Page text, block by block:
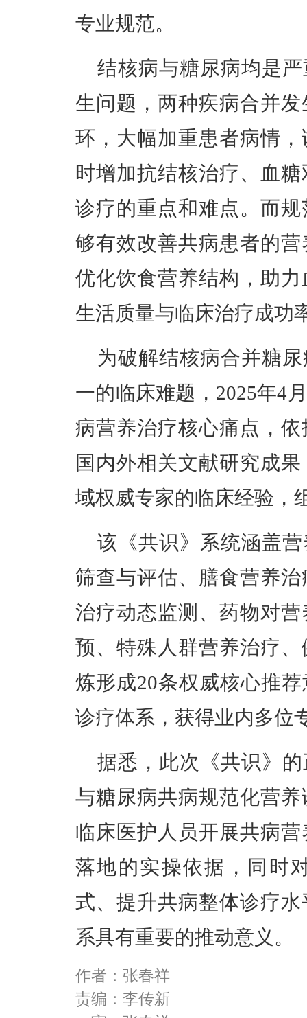
专业规范。
结核病与糖尿病均是
生问题，两种疾病合并
环，大幅加重患者病情
时增加抗结核治疗、血
诊疗的重点和难点。而
够有效改善共病患者的
优化饮食营养结构，助
生活质量与临床治疗成功
为破解结核病合并糖
一的临床难题，2025年4
病营养治疗核心痛点，
国内外相关文献研究成
域权威专家的临床经验，
该《共识》系统涵盖
筛查与评估、膳食营养
治疗动态监测、药物对
预、特殊人群营养治疗
炼形成20条权威核心推
诊疗体系，获得业内多位
据悉，此次《共识》
与糖尿病共病规范化营
临床医护人员开展共病
落地的实操依据，同时
式、提升共病整体诊疗
系具有重要的推动意义。
作者：张春祥
责编：李传新